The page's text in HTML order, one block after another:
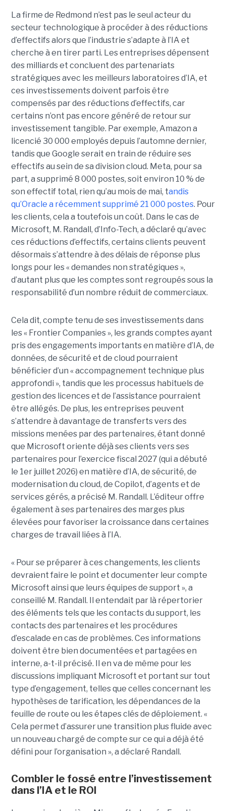
La firme de Redmond n’est pas le seul acteur du
secteur technologique à procéder à des réductions
d’effectifs alors que l’industrie s’adapte à l’IA et
cherche à en tirer parti. Les entreprises dépensent
des milliards et concluent des partenariats
stratégiques avec les meilleurs laboratoires d’IA, et
ces investissements doivent parfois être
compensés par des réductions d’effectifs, car
certains n’ont pas encore généré de retour sur
investissement tangible. Par exemple, Amazon a
licencié 30 000 employésdepuis l’automne dernier,
tandis que Google serait en train de réduire ses
effectifsau sein de sa division cloud. Meta, pour sa
part, a supprimé 8 000 postes, soit environ 10 % de
son effectif total, rien qu’au mois de mai, tandis
qu’Oracle a récemment supprimé 21 000 postes. Pour
les clients, cela a toutefois un coût. Dans le cas de
Microsoft, M. Randall, d’Info-Tech, a déclaré qu’avec
ces réductions d’effectifs, certains clients peuvent
désormais s’attendre à des délais de réponse plus
longs pour les « demandes non stratégiques »,
d’autant plus que les comptes sont regroupés sous la
responsabilité d’un nombre réduit de commerciaux.
Cela dit, compte tenu de ses investissements dans
les « Frontier Companies », les grands comptes ayant
pris des engagements importants en matière d’IA, de
données, de sécurité et de cloud pourraient
bénéficier d’un « accompagnement technique plus
approfondi », tandis que les processus habituels de
gestion des licences et de l’assistance pourraient
être allégés. De plus, les entreprises peuvent
s’attendre à davantage de transferts vers des
missions menées par des partenaires, étant donné
que Microsoft oriente déjà ses clients vers ses
partenaires pour l’exercice fiscal 2027 (qui a débuté
le 1er juillet 2026) en matière d’IA, de sécurité, de
modernisation du cloud, de Copilot, d’agents et de
services gérés, a précisé M. Randall. L’éditeur offre
également à ses partenaires des marges plus
élevées pour favoriser la croissance dans certaines
charges de travail liées à l’IA.
« Pour se préparer à ces changements, les clients
devraient faire le point et documenter leur compte
Microsoft ainsi que leurs équipes de support », a
conseillé M. Randall. Il entendait par là répertorier
des éléments tels que les contacts du support, les
contacts des partenaires et les procédures
d’escalade en cas de problèmes. Ces informations
doivent être bien documentées et partagées en
interne, a-t-il précisé. Il en va de même pour les
discussions impliquant Microsoft et portant sur tout
type d’engagement, telles que celles concernant les
hypothèses de tarification, les dépendances de la
feuille de route ou les étapes clés de déploiement. «
Cela permet d’assurer une transition plus fluide avec
un nouveau chargé de compte sur ce qui a déjà été
défini pour l’organisation », a déclaré Randall.
Combler le fossé entre l’investissement
dans l’IA et le ROI